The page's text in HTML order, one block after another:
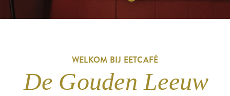
WELKOM BIJ EETCAFÉ
De Gouden Leeuw